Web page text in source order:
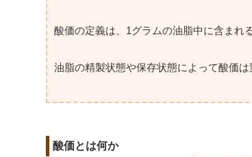
酸価の定義は、1グラムの油脂中に含まれ
油脂の精製状態や保存状態によって酸価
酸価とは何か